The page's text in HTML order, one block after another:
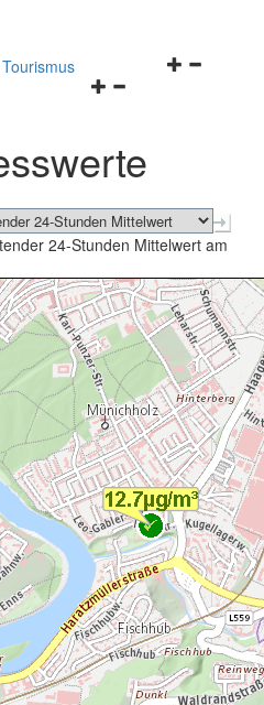
Navigationsmenü
schließen
24-Stunden Mittelwert am